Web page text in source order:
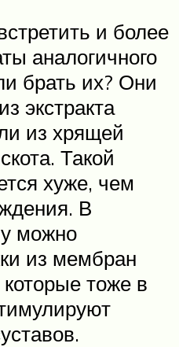
и более
аналогичного
брать их? Они
экстракта
из хрящей
Такой
хуже, чем
В
можно
из мембран
тоже в